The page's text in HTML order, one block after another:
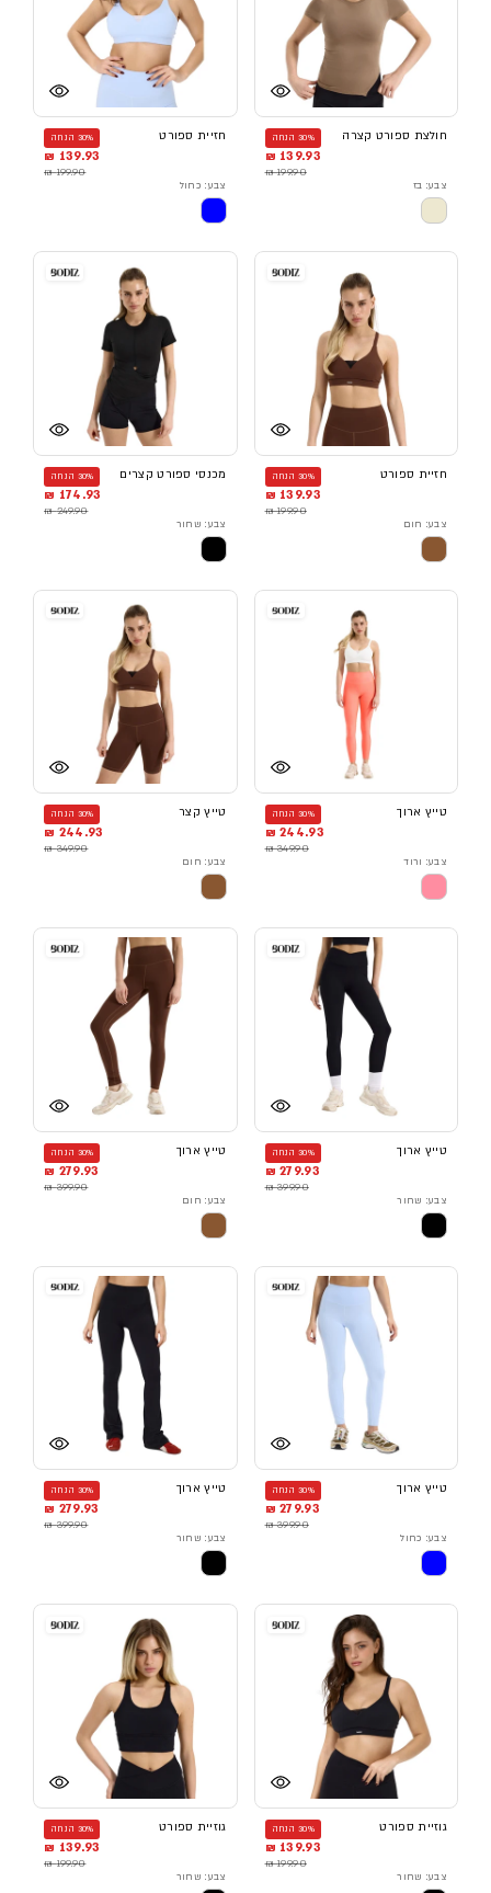
חולצת ספורט קצרה 30% הנחה
139.93 ₪
199.90 ₪
צבע: בז
חזיית ספורט 30% הנחה
139.93 ₪
199.90 ₪
צבע: כחול
חזיית ספורט 30% הנחה
139.93 ₪
199.90 ₪
צבע: חום
מכנסי ספורט קצרים 30% הנחה
174.93 ₪
249.90 ₪
צבע: שחור
טייץ ארוך 30% הנחה
244.93 ₪
349.90 ₪
צבע: ורוד
טייץ קצר 30% הנחה
244.93 ₪
349.90 ₪
צבע: חום
טייץ ארוך 30% הנחה
279.93 ₪
399.90 ₪
צבע: שחור
טייץ ארוך 30% הנחה
279.93 ₪
399.90 ₪
צבע: חום
טייץ ארוך 30% הנחה
279.93 ₪
399.90 ₪
צבע: כחול
טייץ ארוך 30% הנחה
279.93 ₪
399.90 ₪
צבע: שחור
גוזיית ספורט 30% הנחה
139.93 ₪
199.90 ₪
צבע: שחור
גוזיית ספורט 30% הנחה
139.93 ₪
199.90 ₪
צבע: שחור